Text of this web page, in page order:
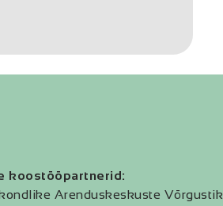
koostööpartnerid:
Arenduskeskuste Võrgustik